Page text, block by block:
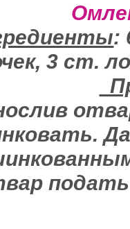
:
3 ст.
подать